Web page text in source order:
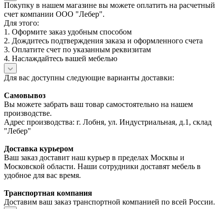
Покупку в нашем магазине вы можете оплатить на расчетный
счет компании ООО "Лебер".
Для этого:
1. Оформите заказ удобным способом
2. Дождитесь подтверждения заказа и оформленного счета
3. Оплатите счет по указанным реквизитам
4. Наслаждайтесь вашей мебелью
Для вас доступны следующие варианты доставки:
Самовывоз
Вы можете забрать ваш товар самостоятельно на нашем
производстве.
Адрес производства: г. Лобня, ул. Индустриальная, д.1, склад
"Лебер"
Доставка курьером
Ваш заказ доставит наш курьер в пределах Москвы и
Московской области. Наши сотрудники доставят мебель в
удобное для вас время.
Транспортная компания
Доставим ваш заказ транспортной компанией по всей России.